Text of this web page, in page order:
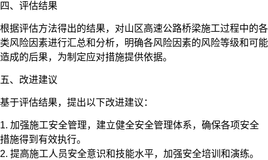
四、评估结果
根据评估方法得出的结果，对山区高速公路桥梁施工过程中的各
类风险因素进行汇总和分析，明确各风险因素的风险等级和可能
造成的后果，为制定应对措施提供依据。
五、改进建议
基于评估结果，提出以下改进建议：
1. 加强施工安全管理，建立健全安全管理体系，确保各项安全
措施得到有效执行。
2. 提高施工人员安全意识和技能水平，加强安全培训和演练。